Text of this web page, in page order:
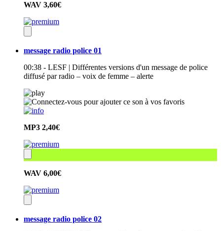
WAV 3,60€
message radio police 01
00:38 - LESF | Différentes versions d'un message de police
diffusé par radio – voix de femme – alerte
MP3 2,40€
WAV 6,00€
message radio police 02